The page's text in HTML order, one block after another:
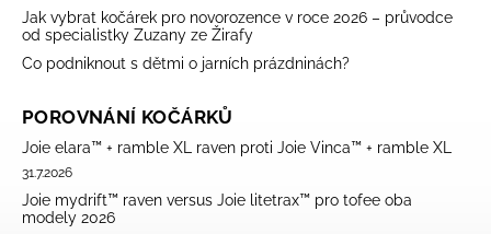
Jak vybrat kočárek pro novorozence v roce 2026 – průvodce
od specialistky Zuzany ze Žirafy
Co podniknout s dětmi o jarních prázdninách?
POROVNÁNÍ KOČÁRKŮ
Joie elara™ + ramble XL raven proti Joie Vinca™ + ramble XL
31.7.2026
Joie mydrift™ raven versus Joie litetrax™ pro tofee oba
modely 2026